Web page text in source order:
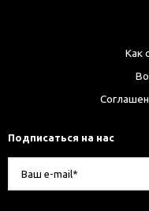
Как
Подписаться на нас